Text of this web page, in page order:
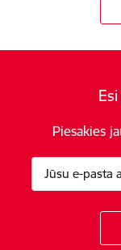
Piesakies